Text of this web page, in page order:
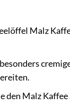
Malz
den Malz